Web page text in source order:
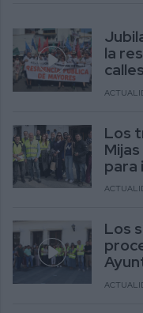
la
Los
para
Los